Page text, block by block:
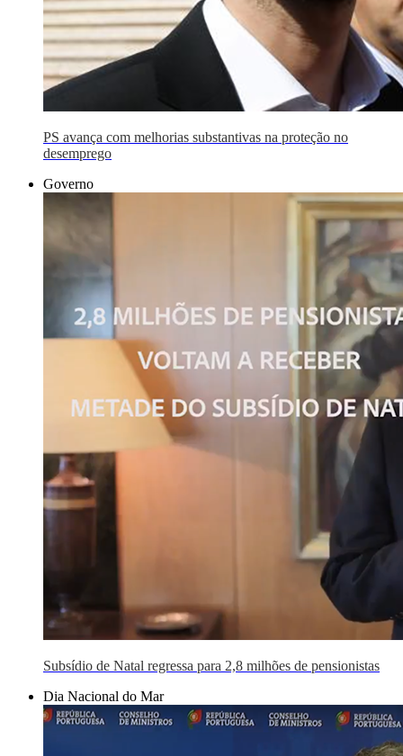
PS avança com melhorias substantivas na proteção no
desemprego
Governo
Subsídio de Natal regressa para 2,8 milhões de pensionistas
Dia Nacional do Mar